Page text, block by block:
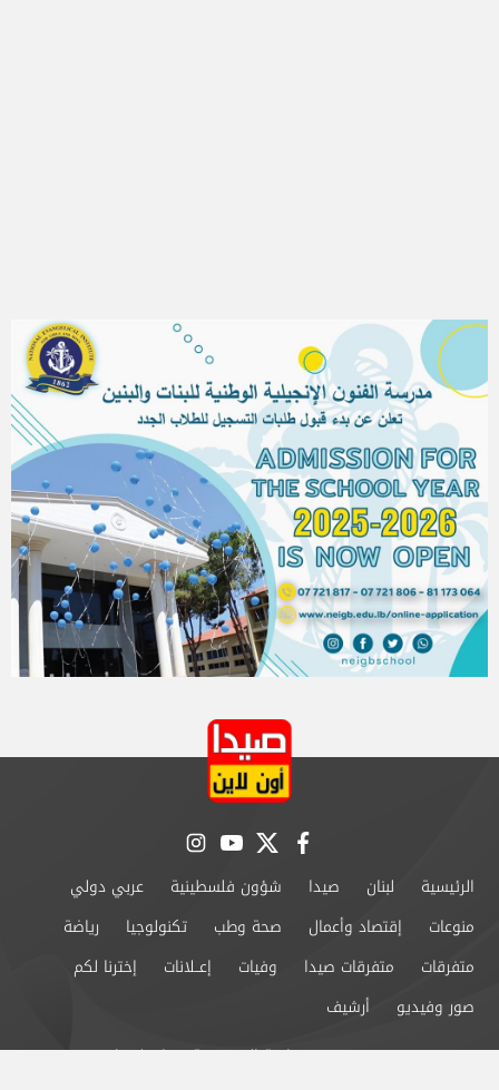
facebook
twitter
youtube
instagram
الرئيسية لبنان صيدا شؤون فلسطينية
عربي دولي
منوعات
إقتصاد وأعمال صحة وطب تكنولوجيا
رياضة
متفرقات
متفرقات صيدا وفيات إعــلانات
إخترنا لكم
صور وفيديو
أرشيف
من نحن
سياسة الخصوصية اتصل بنا